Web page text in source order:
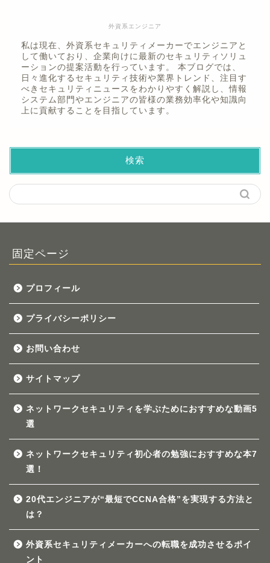
外資系エンジニア
私は現在、外資系セキュリティメーカーでエンジニアと
して働いており、企業向けに最新のセキュリティソリュ
ーションの提案活動を行っています。 本ブログでは、
日々進化するセキュリティ技術や業界トレンド、注目す
べきセキュリティニュースをわかりやすく解説し、情報
システム部門やエンジニアの皆様の業務効率化や知識向
上に貢献することを目指しています。
検索
固定ページ
プロフィール
プライバシーポリシー
お問い合わせ
サイトマップ
ネットワークセキュリティを学ぶためにおすすめな動画5
選
ネットワークセキュリティ初心者の勉強におすすめな本7
選！
20代エンジニアが“最短でCCNA合格”を実現する方法と
は？
外資系セキュリティメーカーへの転職を成功させるポイ
ント